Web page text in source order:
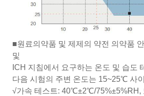
■원료의약품 및 제제의 약전 의약품
및
ICH 지침에서 요구하는 온도 및 습도
다음 시험의 주변 온도는 15~25℃ 사
√가속 테스트: 40℃±2℃/75%±5%RH,